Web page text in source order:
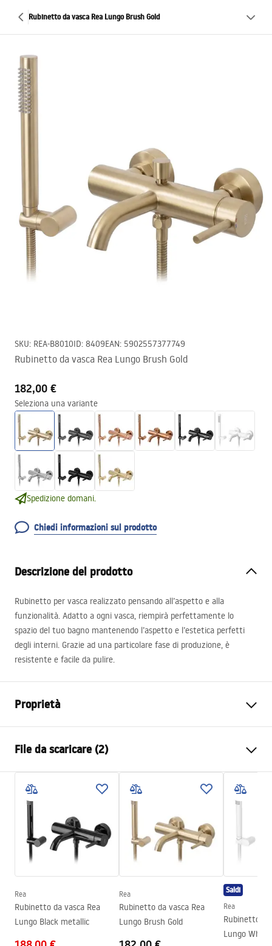
Rubinetto da vasca Rea Lungo Brush Gold
SKU: REA-B8010ID: 8409EAN: 5902557377749
Rubinetto da vasca Rea Lungo Brush Gold
182,00 €
Seleziona una variante
Spedizione domani.
Chiedi informazioni sul prodotto
Descrizione del prodotto
Rubinetto per vasca realizzato pensando all’aspetto e alla
funzionalità. Adatto a ogni vasca, riempirà perfettamente lo
spazio del tuo bagno mantenendo l’aspetto e l’estetica perfetti
degli interni. Grazie ad una particolare fase di produzione, è
resistente e facile da pulire.
Proprietà
Metodo di installazione
Colore
Oro spazzolato
Tipo di bocca
Fissa
Materiale
Ottone, ABS
Gamma beccuccio
190mm
Altezza
mm
Diametro di connessione
Distanza dei collegamenti
150 mm
File da scaricare (2)
Istruzioni di montaggio
Condizioni di garanzia
Warranty_Terms_and_Conditions_Faucets_-_5.pdf
Rea
Rubinetto da vasca Rea
Lungo Black metallic
Rea
Rubinetto da vasca Rea
Lungo Brush Gold
Saldi
Rea
Rubinetto da
Lungo